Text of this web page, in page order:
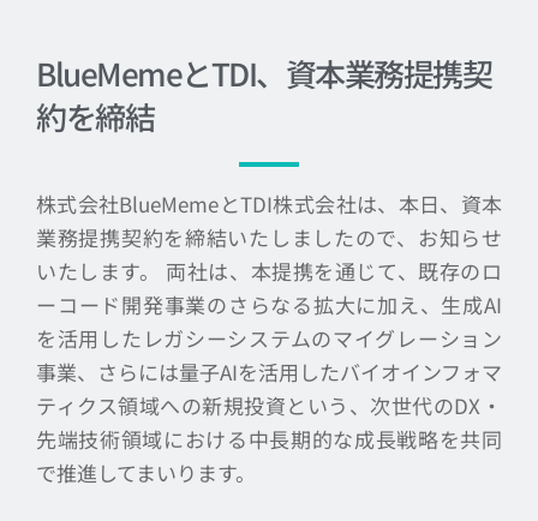
BlueMemeとTDI、資本業務提携契
約を締結
株式会社BlueMemeとTDI株式会社は、本日、資本
業務提携契約を締結いたしましたので、お知らせ
いたします。 両社は、本提携を通じて、既存のロ
ーコード開発事業のさらなる拡大に加え、生成AI
を活用したレガシーシステムのマイグレーション
事業、さらには量子AIを活用したバイオインフォマ
ティクス領域への新規投資という、次世代のDX・
先端技術領域における中長期的な成長戦略を共同
で推進してまいります。